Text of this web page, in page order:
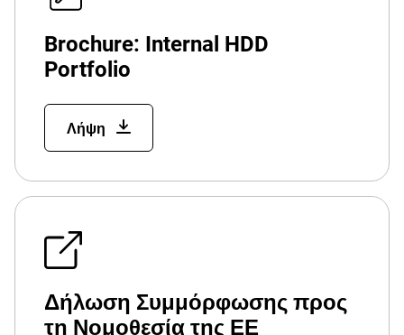
Brochure: Internal HDD
Portfolio
Λήψη
Δήλωση Συμμόρφωσης προς
τη Νομοθεσία της ΕΕ